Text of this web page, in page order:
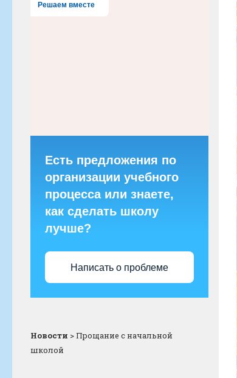
Решаем вместе
Есть предложения по
организации учебного
процесса или знаете,
как сделать школу
лучше?
Написать о проблеме
Новости >Прощание с начальной
школой